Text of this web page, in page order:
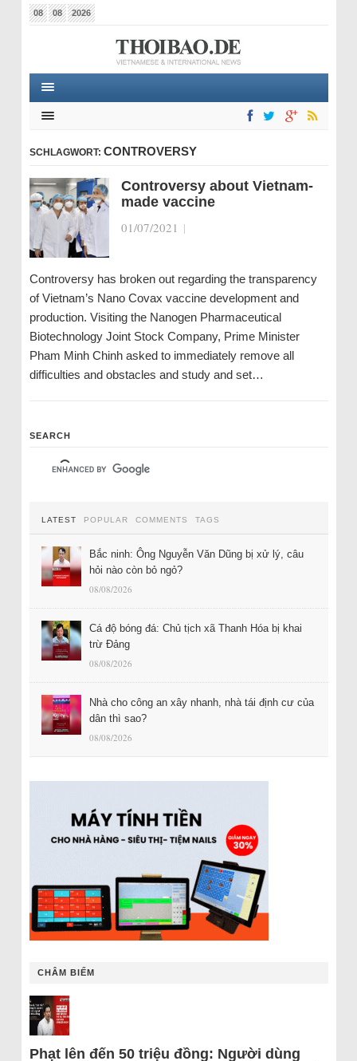
08 08 2026
SCHLAGWORT: CONTROVERSY
Controversy about Vietnam-
made vaccine
01/07/2021 |
Controversy has broken out regarding the transparency
of Vietnam’s Nano Covax vaccine development and
production. Visiting the Nanogen Pharmaceutical
Biotechnology Joint Stock Company, Prime Minister
Pham Minh Chinh asked to immediately remove all
difficulties and obstacles and study and set…
SEARCH
LATEST POPULAR COMMENTS TAGS
Bắc ninh: Ông Nguyễn Văn Dũng bị xử lý, câu
hỏi nào còn bỏ ngỏ?
08/08/2026
Cá độ bóng đá: Chủ tịch xã Thanh Hóa bị khai
trừ Đảng
08/08/2026
Nhà cho công an xây nhanh, nhà tái định cư của
dân thì sao?
08/08/2026
CHÂM BIẾM
Phạt lên đến 50 triệu đồng: Người dùng